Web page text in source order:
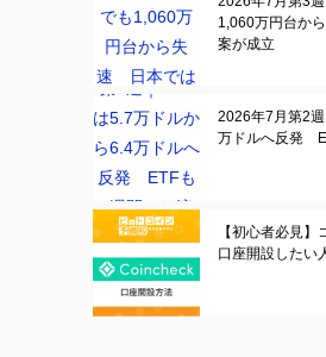
1,060万円台か
案が成立
2026年7月第2
万ドルへ反発
【初心者必見
口座開設したい